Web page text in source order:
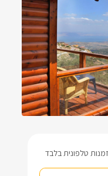
טלפונית בלבד